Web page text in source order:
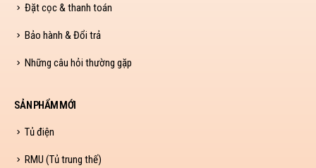
Đặt cọc & thanh toán
Bảo hành & Đổi trả
Những câu hỏi thường gặp
SẢN PHẨM MỚI
Tủ điện
RMU (Tủ trung thế)